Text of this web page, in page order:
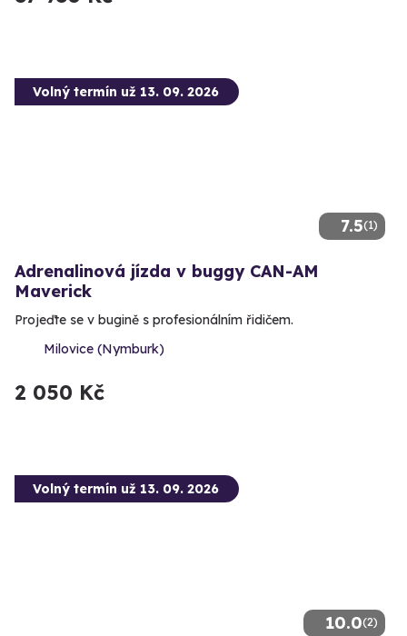
7.5(1)
Volný termín už 13. 09. 2026
Adrenalinová jízda v buggy CAN-AM
Maverick
Projeďte se v bugině s profesionálním řidičem.
Milovice (Nymburk)
2 050 Kč
10.0(2)
Volný termín už 13. 09. 2026